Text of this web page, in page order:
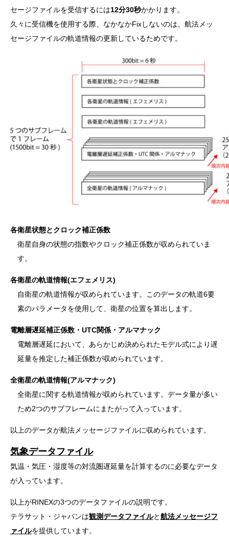
セージファイルを受信するには12分30秒かかります。
久々に受信機を使用する際、なかなかFixしないのは、航法メッ
セージファイルの軌道情報の更新しているためです。
各衛星状態とクロック補正係数
衛星自身の状態の指数やクロック補正係数が収められていま
す。
各衛星の軌道情報(エフェメリス)
自衛星の軌道情報が収められています。このデータの軌道6要
素のパラメータを使用して、衛星の位置を算出します。
電離層遅延補正係数・UTC関係・アルマナック
電離層遅延において、あらかじめ決められたモデル式により遅
延量を推定した補正係数が収められています。
全衛星の軌道情報(アルマナック)
全衛星に関する軌道情報が収められています。データ量が多い
ため2つのサブフレームにまたがって入っています。
以上のデータが航法メッセージファイルに収められています。
気象データファイル
気温・気圧・湿度等の対流圏遅延量を計算するのに必要なデータ
が入っています。
以上がRINEXの3つのデータファイルの説明です。
テラサット・ジャパンは観測データファイルと航法メッセージフ
ァイルを提供しています。